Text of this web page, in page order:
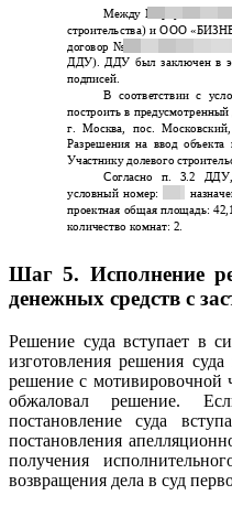
Шаг 5. Исполнение
денежных средств с
Решение суда вступает в
изготовления решения
решение с мотивировочной
обжаловал решение.
постановление суда
постановления
получения
возвращения дела в суд